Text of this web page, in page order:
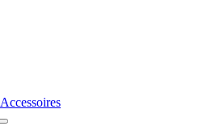
Accessoires